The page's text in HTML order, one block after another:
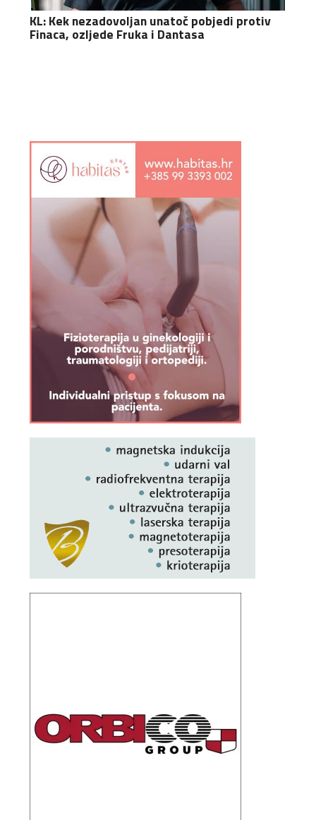
KL: Kek nezadovoljan unatoč pobjedi protiv
Finaca, ozljede Fruka i Dantasa